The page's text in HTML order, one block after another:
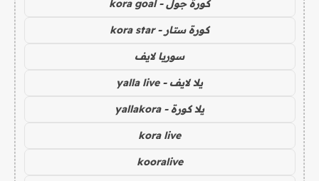
كورة جول - kora goal
كورة ستار - kora star
سوريا لايف
يلا لايف - yalla live
يلا كورة - yallakora
kora live
kooralive